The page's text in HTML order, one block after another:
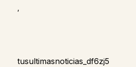
,
tusultimasnoticias_df6zj5